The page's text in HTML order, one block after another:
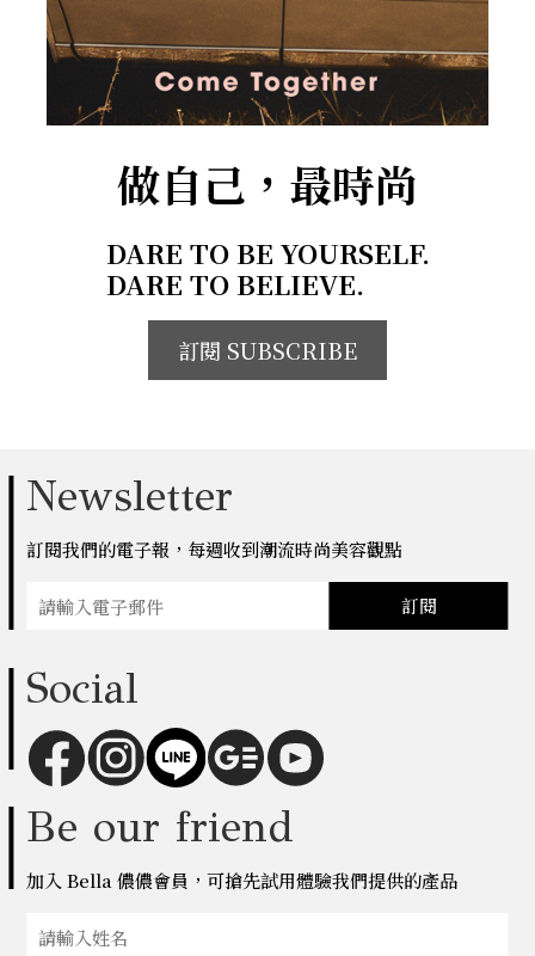
做自己，最時尚
DARE TO BE YOURSELF.
DARE TO BELIEVE.
訂閱 SUBSCRIBE
Newsletter
訂閱我們的電子報，每週收到潮流時尚美容觀點
訂閱
Social
Be our friend
加入 Bella 儂儂會員，可搶先試用體驗我們提供的產品